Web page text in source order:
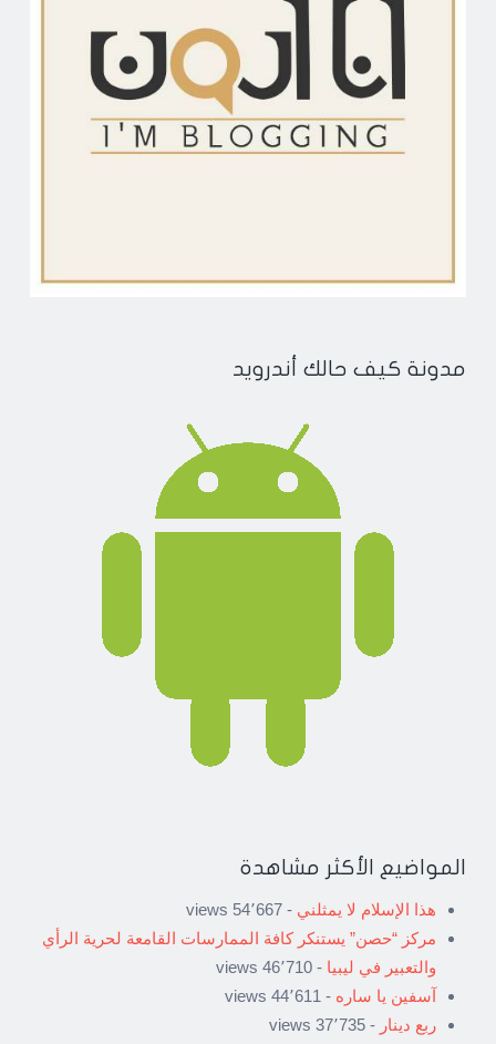
مدونة كيف حالك أندرويد
المواضيع الأكثر مشاهدة
هذا الإسلام لا يمثلني - 54٬667 views
مركز “حصن” يستنكر كافة الممارسات القامعة لحرية الرأي
والتعبير في ليبيا - 46٬710 views
آسفين يا ساره - 44٬611 views
ربع دينار - 37٬735 views